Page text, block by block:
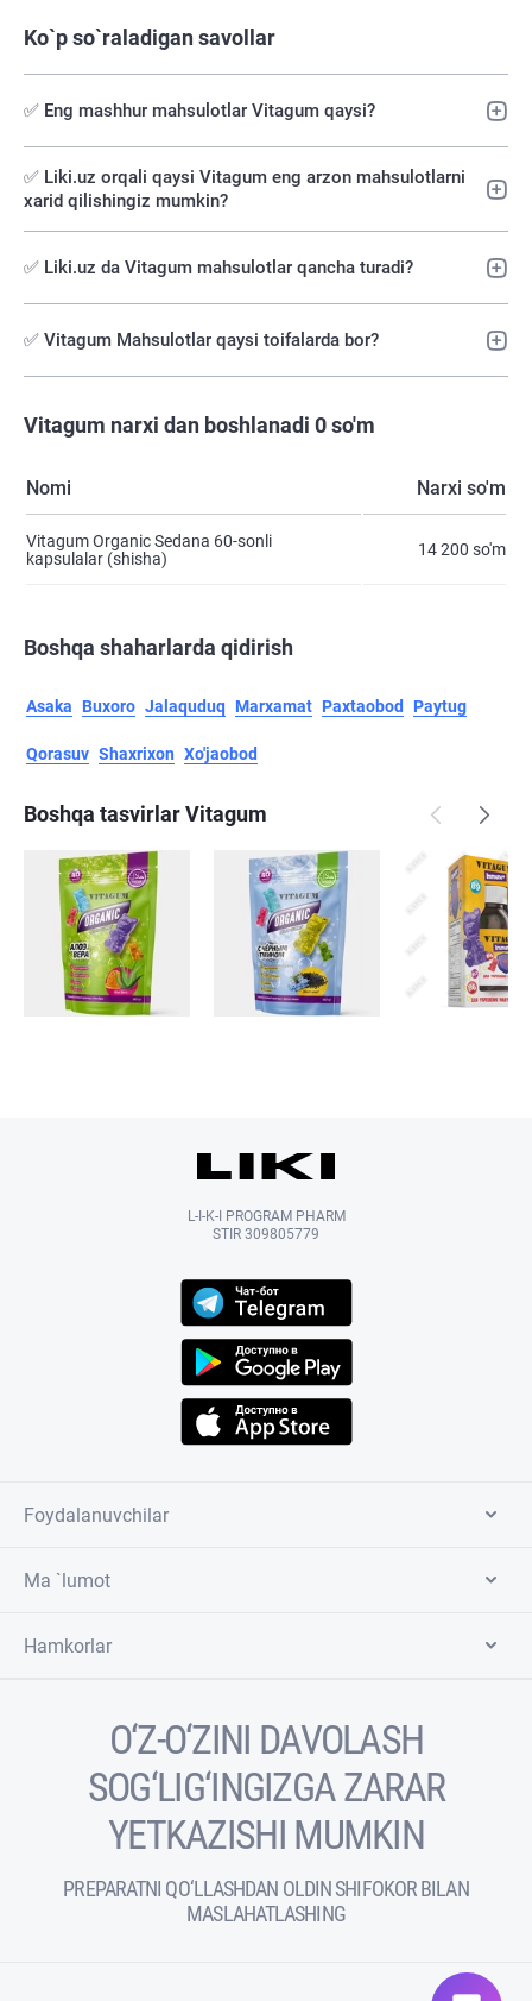
Ko`p so`raladigan savollar
✅ Eng mashhur mahsulotlar Vitagum qaysi?
✅️ Liki.uz orqali qaysi Vitagum eng arzon mahsulotlarni
xarid qilishingiz mumkin?
✅ Liki.uz da Vitagum mahsulotlar qancha turadi?
✅ Vitagum Mahsulotlar qaysi toifalarda bor?
Vitagum narxi dan boshlanadi 0 so'm
Nomi Narxi so'm
Vitagum Organic Sedana 60-sonli
kapsulalar (shisha)
14 200 so'm
Boshqa shaharlarda qidirish
Asaka Buxoro Jalaquduq Marxamat Paxtaobod Paytug
Qorasuv Shaxrixon Xo'jaobod
Boshqa tasvirlar Vitagum
L-I-K-I PROGRAM PHARM
STIR 309805779
Foydalanuvchilar
Ma `lumot
Hamkorlar
O‘Z-O‘ZINI DAVOLASH
SOG‘LIG‘INGIZGA ZARAR
YETKAZISHI MUMKIN
PREPARATNI QO‘LLASHDAN OLDIN SHIFOKOR BILAN
MASLAHATLASHING